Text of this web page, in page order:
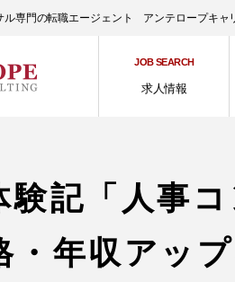
ル専門の転職エージェント アンテロープキャ
JOB SEARCH
求人情報
験記「人事
・年収アッ